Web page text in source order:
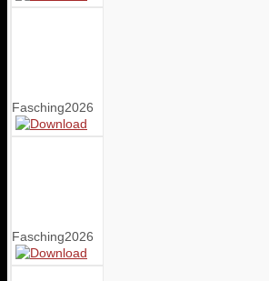
Fasching2026
Fasching2026